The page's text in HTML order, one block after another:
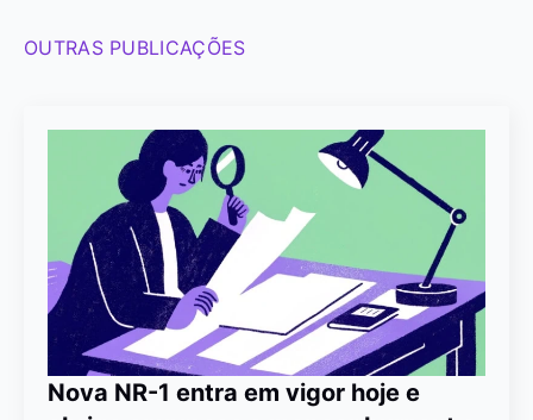
OUTRAS PUBLICAÇÕES
Nova NR-1 entra em vigor hoje e